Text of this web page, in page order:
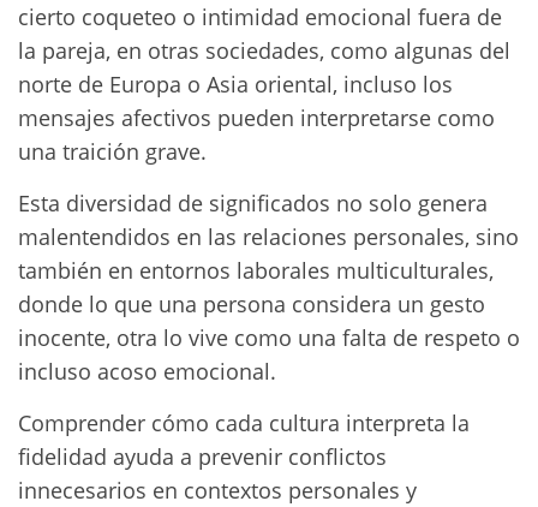
cierto coqueteo o intimidad emocional fuera de
la pareja, en otras sociedades, como algunas del
norte de Europa o Asia oriental, incluso los
mensajes afectivos pueden interpretarse como
una traición grave.
Esta diversidad de significados no solo genera
malentendidos en las relaciones personales, sino
también en entornos laborales multiculturales,
donde lo que una persona considera un gesto
inocente, otra lo vive como una falta de respeto o
incluso acoso emocional.
Comprender cómo cada cultura interpreta la
fidelidad ayuda a prevenir conflictos
innecesarios en contextos personales y